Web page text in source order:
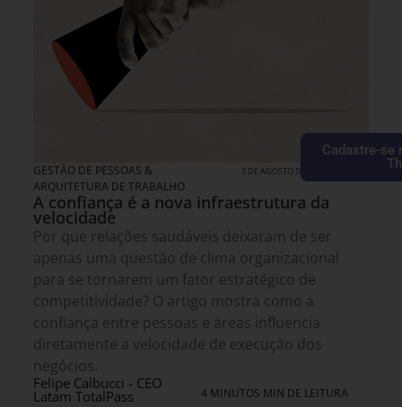
GESTÃO DE PESSOAS &
ARQUITETURA DE TRABALHO
3 DE AGOSTO DE 2026 08H00
A confiança é a nova infraestrutura da
velocidade
Por que relações saudáveis deixaram de ser
apenas uma questão de clima organizacional
para se tornarem um fator estratégico de
competitividade? O artigo mostra como a
confiança entre pessoas e áreas influencia
diretamente a velocidade de execução dos
negócios.
Felipe Calbucci - CEO
Latam TotalPass 4 MINUTOS MIN DE LEITURA
Cadastre-se